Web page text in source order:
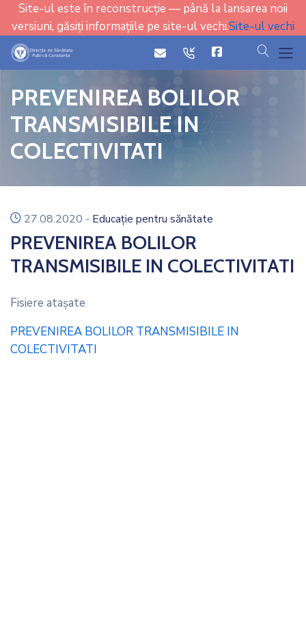
Site-ul este în reconstrucție — până la lansarea noii
versiuni, găsiți informațiile pe site-ul vechi.Site-ul vechi
iconicon cauta
PREVENIREA BOLILOR
TRANSMISIBILE IN
COLECTIVITATI
icon
27.08.2020 - Educație pentru sănătate
PREVENIREA BOLILOR
TRANSMISIBILE IN COLECTIVITATI
Fisiere ataşate
PREVENIREA BOLILOR TRANSMISIBILE IN
COLECTIVITATI